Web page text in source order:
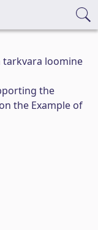
tarkvara loomine
the
the Example of